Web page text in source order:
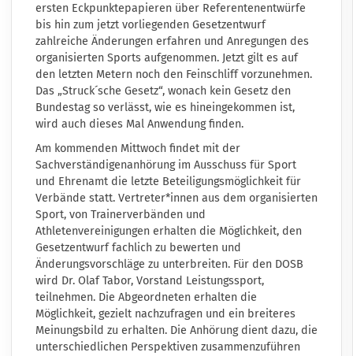
ersten Eckpunktepapieren über Referentenentwürfe
bis hin zum jetzt vorliegenden Gesetzentwurf
zahlreiche Änderungen erfahren und Anregungen des
organisierten Sports aufgenommen. Jetzt gilt es auf
den letzten Metern noch den Feinschliff vorzunehmen.
Das „Struck´sche Gesetz“, wonach kein Gesetz den
Bundestag so verlässt, wie es hineingekommen ist,
wird auch dieses Mal Anwendung finden.
Am kommenden Mittwoch findet mit der
Sachverständigenanhörung im Ausschuss für Sport
und Ehrenamt die letzte Beteiligungsmöglichkeit für
Verbände statt. Vertreter*innen aus dem organisierten
Sport, von Trainerverbänden und
Athletenvereinigungen erhalten die Möglichkeit, den
Gesetzentwurf fachlich zu bewerten und
Änderungsvorschläge zu unterbreiten. Für den DOSB
wird Dr. Olaf Tabor, Vorstand Leistungssport,
teilnehmen. Die Abgeordneten erhalten die
Möglichkeit, gezielt nachzufragen und ein breiteres
Meinungsbild zu erhalten. Die Anhörung dient dazu, die
unterschiedlichen Perspektiven zusammenzuführen